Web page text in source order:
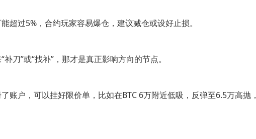
超过5%，合约玩家容易爆仓，建议减仓或设好止损。
刀”或“找补”，那才是真正影响方向的节点。
账户，可以挂好限价单，比如在BTC 6万附近低吸，反弹至6.5万高抛，